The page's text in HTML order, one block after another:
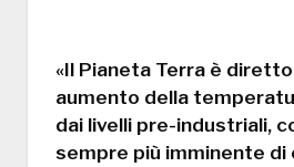
«Il Pianeta Terra è
aumento della
dai livelli pre-industriali,
sempre più imminente